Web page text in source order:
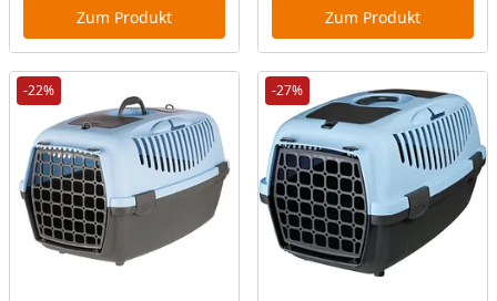
Zum Produkt Zum Produkt
-22% -27%